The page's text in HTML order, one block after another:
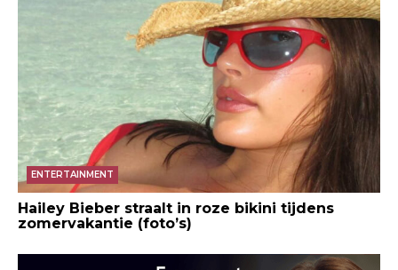
ENTERTAINMENT
Hailey Bieber straalt in roze bikini tijdens
zomervakantie (foto’s)